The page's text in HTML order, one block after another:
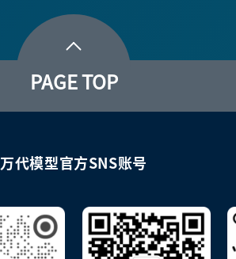
PAGE TOP
万代模型官方SNS账号